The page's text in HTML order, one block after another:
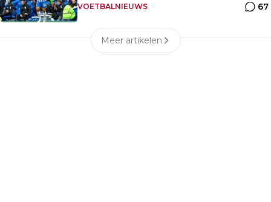
VOETBALNIEUWS 67
Meer artikelen